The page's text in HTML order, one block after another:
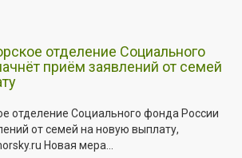
отделение Социального
приём заявлений от семей
отделение Социального фонда России
от семей на новую выплату,
Новая мера...